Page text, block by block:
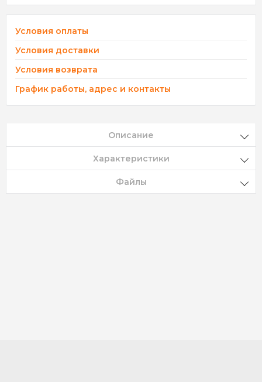
Условия оплаты
Условия доставки
Условия возврата
График работы, адрес и контакты
Описание
Характеристики
Файлы